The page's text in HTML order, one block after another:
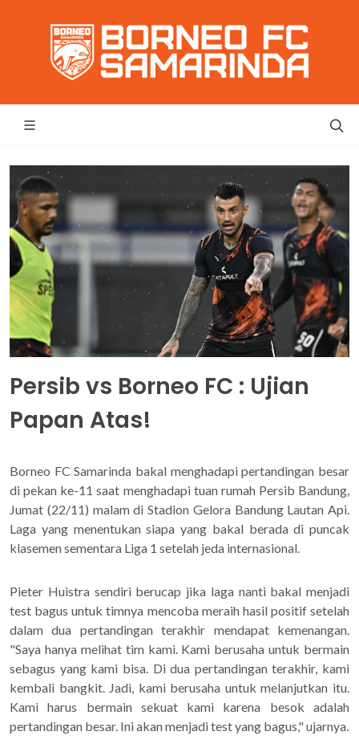
Persib vs Borneo FC : Ujian
Papan Atas!
Borneo FC Samarinda bakal menghadapi pertandingan besar
di pekan ke-11 saat menghadapi tuan rumah Persib Bandung,
Jumat (22/11) malam di Stadion Gelora Bandung Lautan Api.
Laga yang menentukan siapa yang bakal berada di puncak
klasemen sementara Liga 1 setelah jeda internasional.
Pieter Huistra sendiri berucap jika laga nanti bakal menjadi
test bagus untuk timnya mencoba meraih hasil positif setelah
dalam dua pertandingan terakhir mendapat kemenangan.
"Saya hanya melihat tim kami. Kami berusaha untuk bermain
sebagus yang kami bisa. Di dua pertandingan terakhir, kami
kembali bangkit. Jadi, kami berusaha untuk melanjutkan itu.
Kami harus bermain sekuat kami karena besok adalah
pertandingan besar. Ini akan menjadi test yang bagus," ujarnya.